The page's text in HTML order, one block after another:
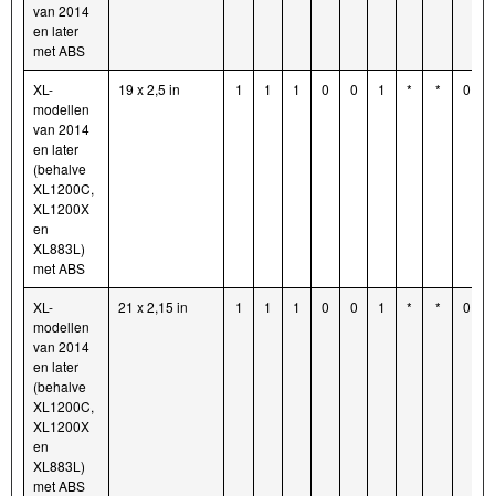
van 2014
en later
met ABS
XL-
modellen
van 2014
en later
(behalve
XL1200C,
XL1200X
en
XL883L)
met ABS
19 x 2,5 in 1 1 1 0 0 1 * * 0
XL-
modellen
van 2014
en later
(behalve
XL1200C,
XL1200X
en
XL883L)
met ABS
21 x 2,15 in 1 1 1 0 0 1 * * 0